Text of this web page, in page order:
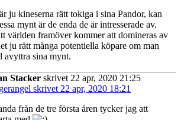
ju kineserna rätt tokiga i sina Pandor, kan
mynt är de enda de är intresserade av.
världen framöver kommer att domineras av
ju rätt många potentiella köpare om man
avyttra sina mynt.
Stacker skrivet 22 apr, 2020 21:25
skrivet 22 apr, 2020 18:21
från de tre första åren tycker jag att